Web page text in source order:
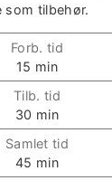
som tilbehør.
Forb. tid
15 m
i
n
­
u
t
­
min
Tilb. tid
30 m
i
n
min
Sam­let tid
45 m
i
min